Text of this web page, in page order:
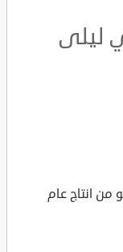
ليلى
من انتاج عام